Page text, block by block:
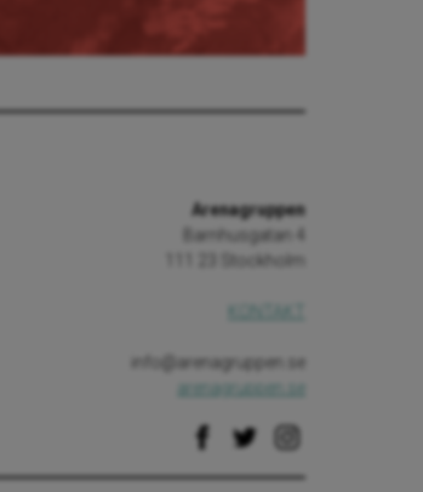
Arenagruppen
Barnhusgatan 4
111 23 Stockholm
info@arenagruppen.se
arenagruppen.se